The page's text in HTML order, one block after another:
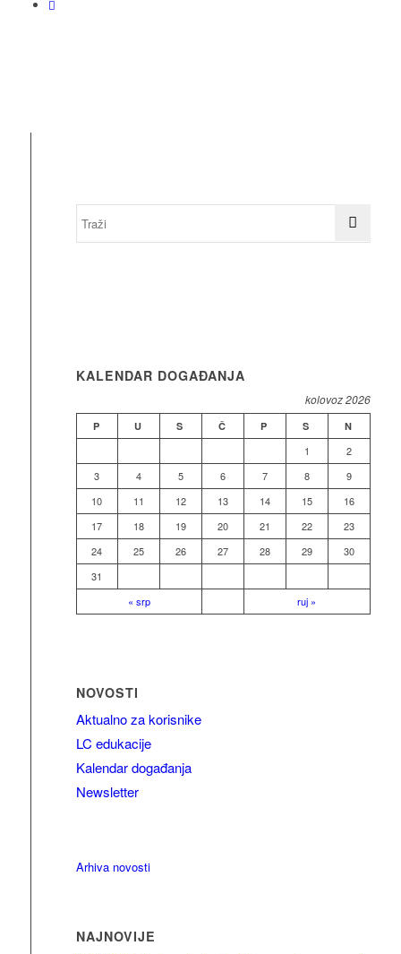
KALENDAR DOGAĐANJA
kolovoz 2026
P U S Č P S N
1
2
3
4 5 6 7 8
9
10
11 12 13 14 15
16
17
18 19 20 21 22
23
24
25 26 27 28 29
30
31
« srp
ruj »
NOVOSTI
Aktualno za korisnike
LC edukacije
Kalendar događanja
Newsletter
Arhiva novosti
NAJNOVIJE